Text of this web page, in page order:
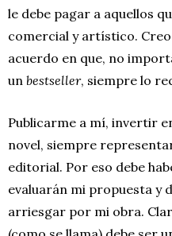
le debe pagar a aquellos
comercial y artístico.
acuerdo en que, no
un bestseller, siempre lo
Publicarme a mí, invertir
novel, siempre
editorial. Por eso debe
evaluarán mi propuesta y
arriesgar por mi obra.